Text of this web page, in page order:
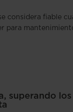
considera fiable
para
superando